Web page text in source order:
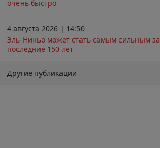
очень быстро
4 августа 2026 | 14:50
Эль-Ниньо может стать самым сильным за
последние 150 лет
Другие публикации